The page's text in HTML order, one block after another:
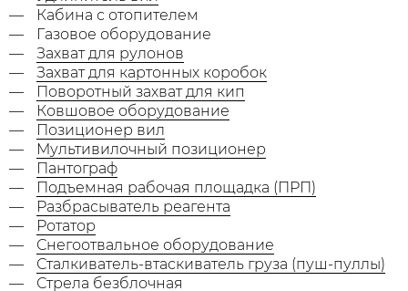
Кабина с отопителем
Газовое оборудование
Захват для рулонов
Захват для картонных коробок
Поворотный захват для кип
Ковшовое оборудование
Позиционер вил
Мультивилочный позиционер
Пантограф
Подъемная рабочая площадка (ПРП)
Разбрасыватель реагента
Ротатор
Снегоотвальное оборудование
Сталкиватель-втаскиватель груза (пуш-пуллы)
Стрела безблочная